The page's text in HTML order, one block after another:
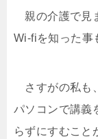
親の介護で見
Wi-fiを知った事
さすがの私も
パソコンで講義
らずにすむこと